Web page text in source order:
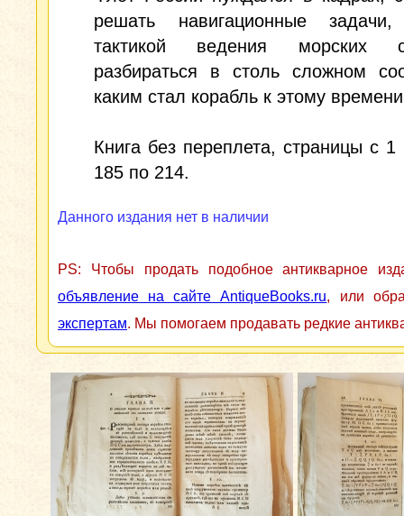
решать навигационные задачи,
тактикой ведения морских
разбираться в столь сложном
каким стал корабль к этому
Книга без переплета, страницы с
185 по 214.
Данного издания нет в наличии
PS: Чтобы продать подобное антикварное
объявление на сайте AntiqueBooks.ru, или
экспертам. Мы помогаем продавать редкие